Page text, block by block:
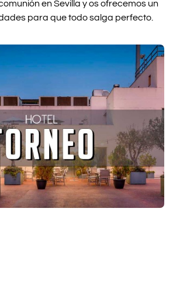
en Sevilla y os ofrecemos un
para que todo salga perfecto.